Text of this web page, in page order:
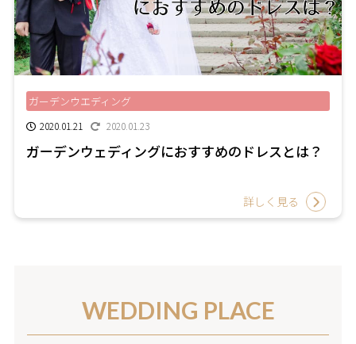
ガーデンウエディング
2020.01.21 2020.01.23
ガーデンウェディングにおすすめのドレスとは？
詳しく見る
WEDDING PLACE